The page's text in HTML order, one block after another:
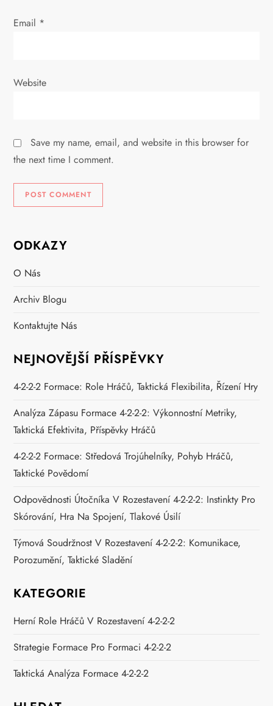
Email *
Website
Save my name, email, and website in this browser for
the next time I comment.
ODKAZY
O Nás
Archiv Blogu
Kontaktujte Nás
NEJNOVĚJŠÍ PŘÍSPĚVKY
4-2-2-2 Formace: Role Hráčů, Taktická Flexibilita, Řízení Hry
Analýza Zápasu Formace 4-2-2-2: Výkonnostní Metriky,
Taktická Efektivita, Příspěvky Hráčů
4-2-2-2 Formace: Středová Trojúhelníky, Pohyb Hráčů,
Taktické Povědomí
Odpovědnosti Útočníka V Rozestavení 4-2-2-2: Instinkty Pro
Skórování, Hra Na Spojení, Tlakové Úsilí
Týmová Soudržnost V Rozestavení 4-2-2-2: Komunikace,
Porozumění, Taktické Sladění
KATEGORIE
Herní Role Hráčů V Rozestavení 4-2-2-2
Strategie Formace Pro Formaci 4-2-2-2
Taktická Analýza Formace 4-2-2-2